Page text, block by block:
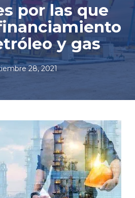
por las que
y gas
28, 2021